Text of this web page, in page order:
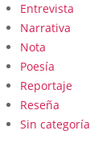
Entrevista
Narrativa
Nota
Poesía
Reportaje
Reseña
Sin categoría